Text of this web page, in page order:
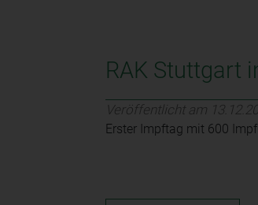
RAK Stuttgart
Veröffentlicht am
Erster Impftag mit 600